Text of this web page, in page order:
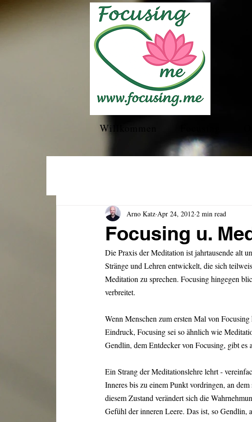
Willkommen
Focusing u.
Arno Katz Apr 24, 2012 2 min read
Die Praxis der Meditation ist jahrtausende alt
Stränge und Lehren entwickelt, die sich
Meditation zu sprechen. Focusing hingegen
verbreitet.
Wenn Menschen zum ersten Mal von
Eindruck, Focusing sei so ähnlich wie
Gendlin, dem Entdecker von Focusing, gibt es
Ein Strang der Meditationslehre lehrt -
Inneres bis zu einem Punkt vordringen, an
diesem Zustand verändert sich die
Gefühl der inneren Leere. Das ist, so Gendlin,